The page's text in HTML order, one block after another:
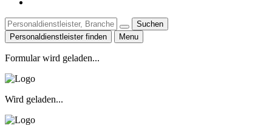
Suchen
Personaldienstleister finden
Menu
Formular wird geladen...
Wird geladen...